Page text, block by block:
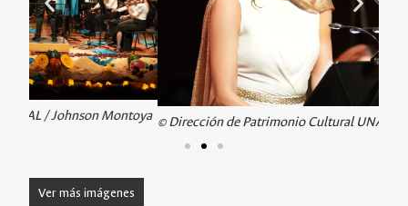
© Dirección de Patrimonio Cultural UNAL / Johnson Montoya
Ver más imágenes